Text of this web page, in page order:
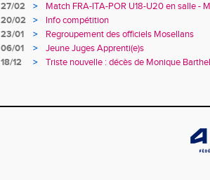
27/02
>
Match FRA-ITA-POR U18-U20 en salle -
20/02
>
Info compétition
23/01
>
Regroupement des officiels Mosellans
06/01
>
Jeune Juges Apprenti(e)s
18/12
> Triste nouvelle : décès de Monique